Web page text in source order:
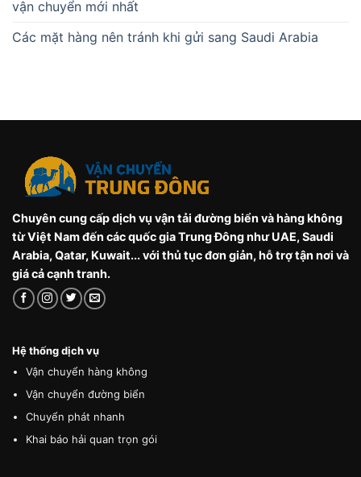
vận chuyển mới nhất
Các mặt hàng nên tránh khi gửi sang Saudi Arabia
Chuyên cung cấp dịch vụ vận tải đường biển và hàng không
từ Việt Nam đến các quốc gia Trung Đông như UAE, Saudi
Arabia, Qatar, Kuwait... với thủ tục đơn giản, hỗ trợ tận nơi và
giá cả cạnh tranh.
Hệ thống dịch vụ
Vận chuyển hàng không
Vận chuyển đường biển
Chuyển phát nhanh
Khai báo hải quan trọn gói